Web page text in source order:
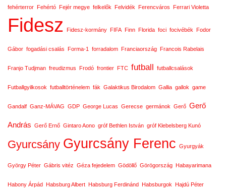
fehérterror Fehértó Fejér megye felkelők Felvidék Ferencváros Ferrari Violetta
Fidesz Fidesz-kormány FIFA Finn Florida foci focivébék Fodor
Gábor fogadási csalás Forma-1 forradalom Franciaország Francois Rabelais
Franjo Tudjman freudizmus Frodó frontier FTC futball futballcsalások
Futballgyilkosok futballtörténelem fák Galaktikus Birodalom Gallia gallok game
Gandalf Ganz-MÁVAG GDP George Lucas Gerecse germánok Gerő Gerő
András Gerő Ernő Gintaro Aono gróf Bethlen István gróf Klebelsberg Kunó
Gyurcsány Gyurcsány Ferenc Gyurgyák
György Péter Gábris vitéz Géza fejedelem Gödöllő Görögország Habayarimana
Habony Árpád Habsburg Albert Habsburg Ferdinánd Habsburgok Hajdú Péter